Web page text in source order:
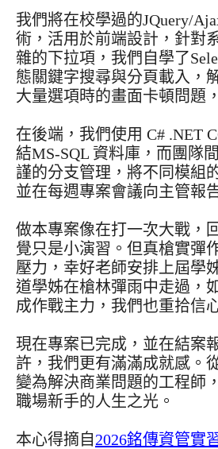
我們將在校學過的JQuery/
術，活用於前端設計，針對
雜的下拉項，我們自學了
態關鍵字搜尋與分頁載入，
大量選項時的畫面卡頓問題
在後端，我們使用 C# .NET
結MS-SQL 資料庫，而團隊
謹的分支管理，將不同模組
並在每週專案會議向主管報
做本專案像在打一次大戰，
覺只是小演習。但真槍實彈
壓力，幸好老師安排上屆學
道學姊在槍林彈雨中走過，
成作戰主力，我們也重拾信
現在專案已完成，並在結案
許，我們更有滿滿成就感。
變為解決商業問題的工程師
職場新手的人生之光。
本心得摘自 2026銘傳資管實